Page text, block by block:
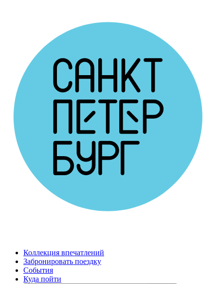
Коллекция впечатлений
Забронировать поездку
События
Куда пойти